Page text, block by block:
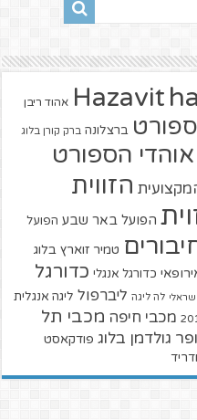
Hazavit אהוד ריבן
ברצלונה ברק קורן בלוג
הספורט
הזווית
הפועל באר שבע הפועל
טמיר זוארץ בלוג
כדורגל אנגלי כדורגל
לה ליגה ליברפול ליגה אנגלית
מכבי חיפה מכבי תל
גולדמן בלוג פודקאסט